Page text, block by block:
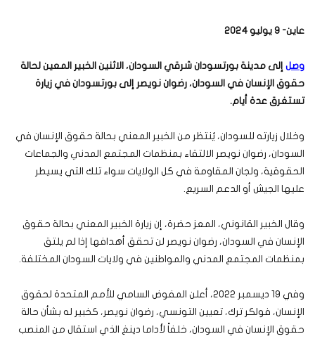
عاين- 9 يوليو 2024
وصل إلى مدينة بورتسودان شرقي السودان، الاثنين الخبير المعين لحالة
حقوق الإنسان في السودان، رضوان نويصر إلى بورتسودان في زيارة
تستغرق عدة أيام.
وخلال زيارته للسودان، يُنتظر من الخبير المعني بحالة حقوق الإنسان في
السودان، رضوان نويصر الالتقاء بمنظمات المجتمع المدني والجماعات
الحقوقية، ولجان المقاومة في كل الولايات سواء تلك التي يسيطر
عليها الجيش أو الدعم السريع.
وقال الخبير القانوني، المعز حضرة، إن زيارة الخبير المعني بحالة حقوق
الإنسان في السودان، رضوان نويصر لن تحقق أهدافها إذا لم يلتق
بمنظمات المجتمع المدني والمواطنين في ولايات السودان المختلفة.
وفي 19 ديسمبر 2022، أعلن المفوض السامي للأمم المتحدة لحقوق
الإنسان، فولكر ترك، تعيين التونسي، رضوان نويصر، كخبير له بشأن حالة
حقوق الإنسان في السودان، خلفاً لأداما دينغ الذي استقال من المنصب